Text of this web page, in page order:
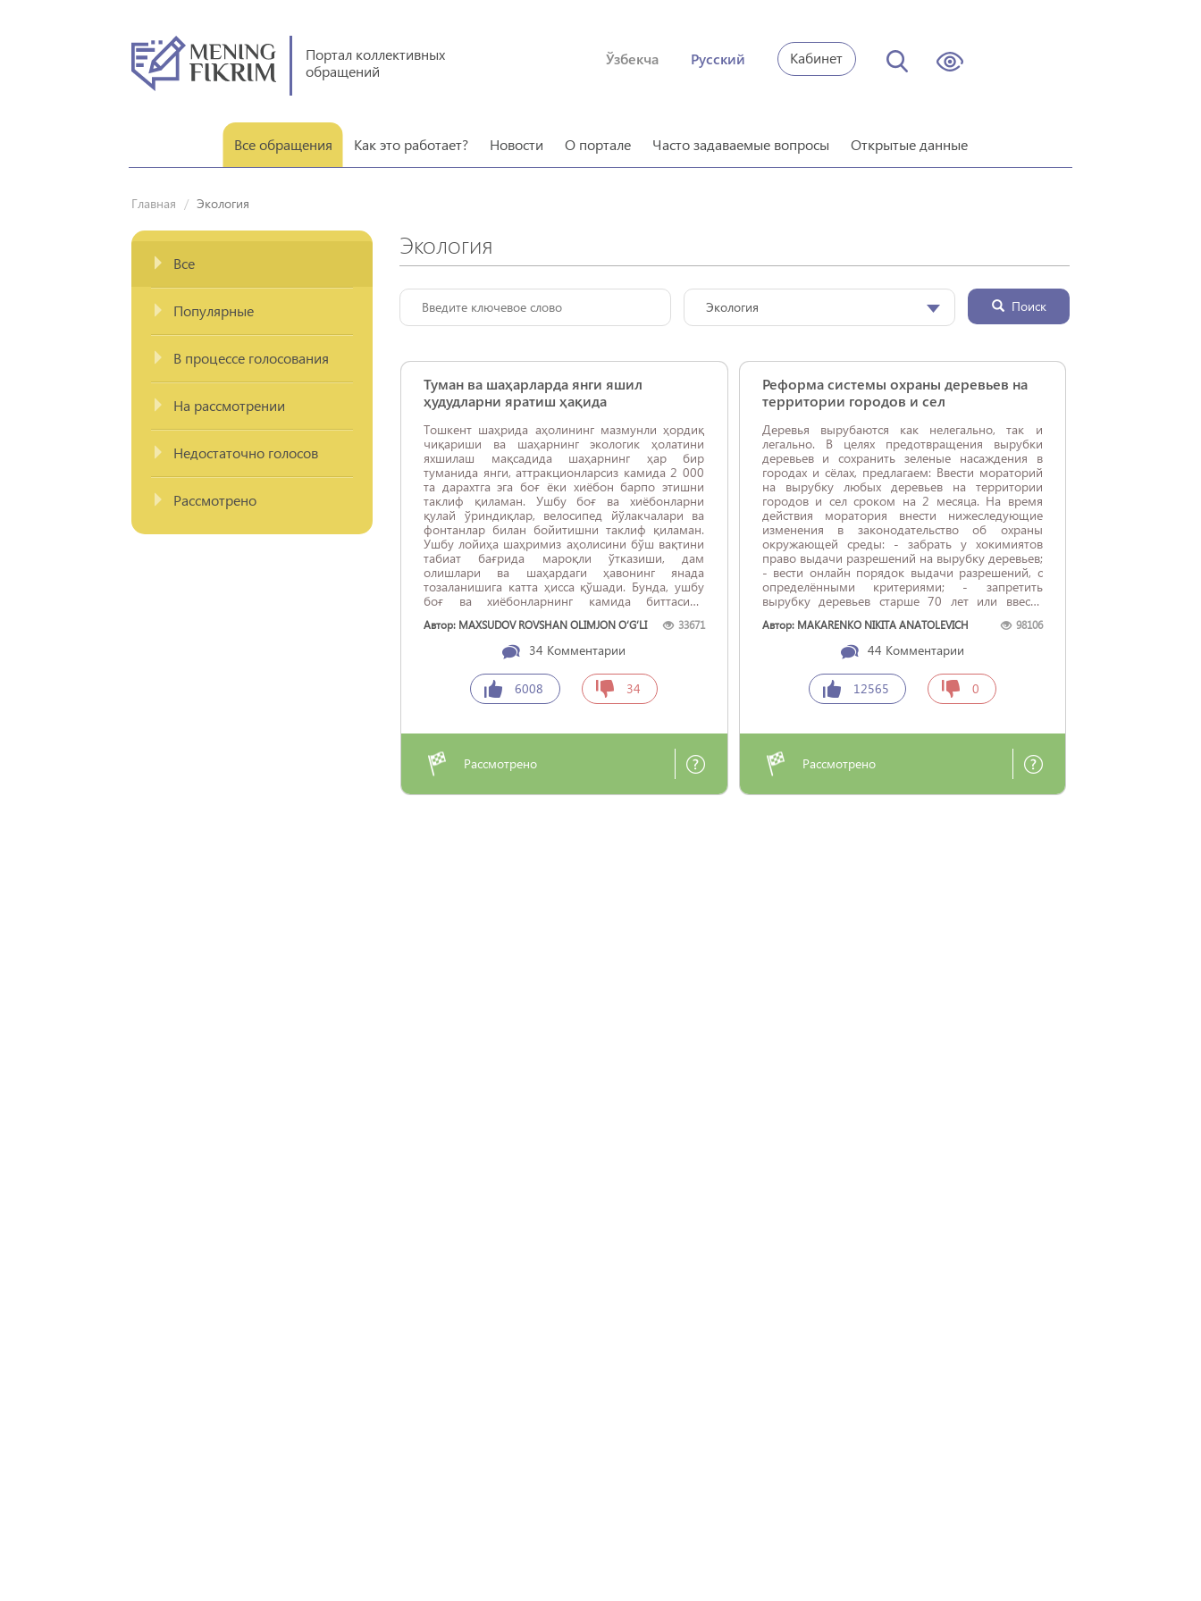
Портал коллективных
обращений
Ўзбекча Русский Кабинет
Все обращения Как это работает? Новости О портале Часто задаваемые вопросы Открытые данные
Главная Экология
Все
Популярные
В процессе голосования
На рассмотрении
Недостаточно голосов
Рассмотрено
Экология
Экология Поиск
Туман ва шаҳарларда янги яшил
ҳудудларни яратиш ҳақида
Тошкент шаҳрида аҳолининг мазмунли ҳордиқ
чиқариши ва шаҳарнинг экологик ҳолатини
яхшилаш мақсадида шаҳарнинг ҳар бир
туманида янги, аттракционларсиз камида 2 000
та дарахтга эга боғ ёки хиёбон барпо этишни
таклиф қиламан. Ушбу боғ ва хиёбонларни
қулай ўриндиқлар, велосипед йўлакчалари ва
фонтанлар билан бойитишни таклиф қиламан.
Ушбу лойиҳа шаҳримиз аҳолисини бўш вақтини
табиат бағрида мароқли ўтказиши, дам
олишлари ва шаҳардаги ҳавонинг янада
тозаланишига катта ҳисса қўшади. Бунда, ушбу
боғ ва хиёбонларнинг камида биттасини
қилиб, камида 20 000 дарахт экилса,
шаҳримизнинг энг ажойиб, сўлим жойларидан
Автор: MAXSUDOV ROVSHAN OLIMJON O‘G‘LI 33671
34 Комментарии
6008 34
Рассмотрено
Реформа системы охраны деревьев на
территории городов и сел
Деревья вырубаются как нелегально, так и
легально. В целях предотвращения вырубки
деревьев и сохранить зеленые насаждения в
городах и сёлах, предлагаем: Ввести мораторий
на вырубку любых деревьев на территории
городов и сел сроком на 2 месяца. На время
действия моратория внести нижеследующие
изменения в законодательство об охраны
окружающей среды: - забрать у хокимиятов
право выдачи разрешений на вырубку деревьев;
- вести онлайн порядок выдачи разрешений, с
определёнными критериями; - запретить
вырубку деревьев старше 70 лет или ввести
полицию, которая будет доступна 7 дней в
неделю и 24 часа ...
Автор: MAKARENKO NIKITA ANATOLEVICH 98106
44 Комментарии
12565 0
Рассмотрено